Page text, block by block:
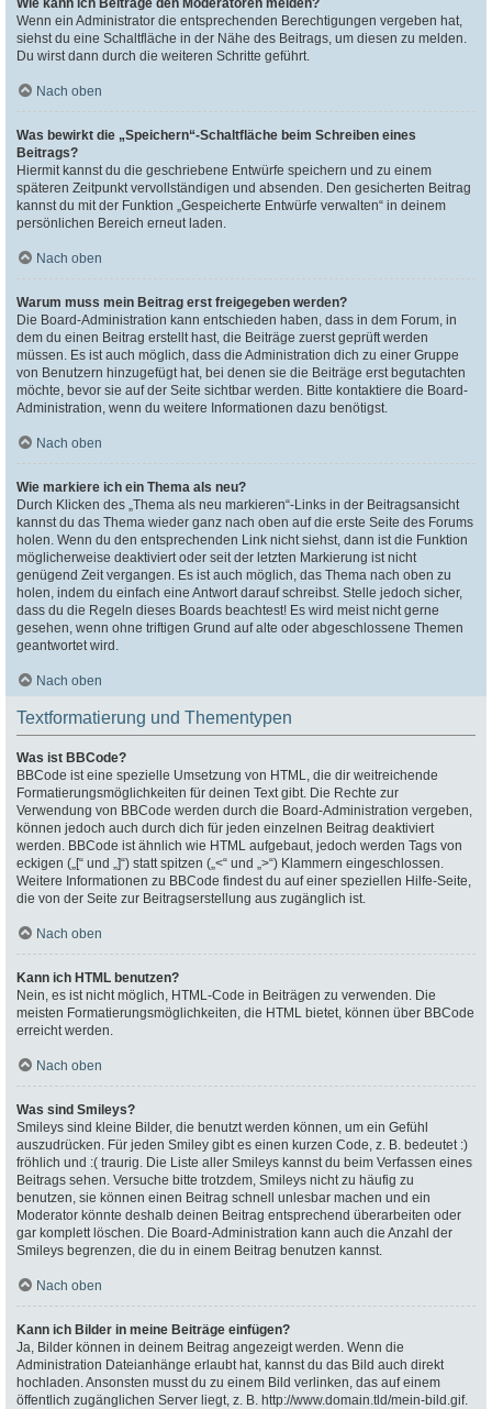
Wie kann ich Beiträge den Moderatoren melden?
Wenn ein Administrator die entsprechenden Berechtigungen vergeben hat,
siehst du eine Schaltfläche in der Nähe des Beitrags, um diesen zu melden.
Du wirst dann durch die weiteren Schritte geführt.
Nach oben
Was bewirkt die „Speichern“-Schaltfläche beim Schreiben eines
Beitrags?
Hiermit kannst du die geschriebene Entwürfe speichern und zu einem
späteren Zeitpunkt vervollständigen und absenden. Den gesicherten Beitrag
kannst du mit der Funktion „Gespeicherte Entwürfe verwalten“ in deinem
persönlichen Bereich erneut laden.
Nach oben
Warum muss mein Beitrag erst freigegeben werden?
Die Board-Administration kann entschieden haben, dass in dem Forum, in
dem du einen Beitrag erstellt hast, die Beiträge zuerst geprüft werden
müssen. Es ist auch möglich, dass die Administration dich zu einer Gruppe
von Benutzern hinzugefügt hat, bei denen sie die Beiträge erst begutachten
möchte, bevor sie auf der Seite sichtbar werden. Bitte kontaktiere die Board-
Administration, wenn du weitere Informationen dazu benötigst.
Nach oben
Wie markiere ich ein Thema als neu?
Durch Klicken des „Thema als neu markieren“-Links in der Beitragsansicht
kannst du das Thema wieder ganz nach oben auf die erste Seite des Forums
holen. Wenn du den entsprechenden Link nicht siehst, dann ist die Funktion
möglicherweise deaktiviert oder seit der letzten Markierung ist nicht
genügend Zeit vergangen. Es ist auch möglich, das Thema nach oben zu
holen, indem du einfach eine Antwort darauf schreibst. Stelle jedoch sicher,
dass du die Regeln dieses Boards beachtest! Es wird meist nicht gerne
gesehen, wenn ohne triftigen Grund auf alte oder abgeschlossene Themen
geantwortet wird.
Nach oben
Textformatierung und Thementypen
Was ist BBCode?
BBCode ist eine spezielle Umsetzung von HTML, die dir weitreichende
Formatierungsmöglichkeiten für deinen Text gibt. Die Rechte zur
Verwendung von BBCode werden durch die Board-Administration vergeben,
können jedoch auch durch dich für jeden einzelnen Beitrag deaktiviert
werden. BBCode ist ähnlich wie HTML aufgebaut, jedoch werden Tags von
eckigen („[“ und „]“) statt spitzen („<“ und „>“) Klammern eingeschlossen.
Weitere Informationen zu BBCode findest du auf einer speziellen Hilfe-Seite,
die von der Seite zur Beitragserstellung aus zugänglich ist.
Nach oben
Kann ich HTML benutzen?
Nein, es ist nicht möglich, HTML-Code in Beiträgen zu verwenden. Die
meisten Formatierungsmöglichkeiten, die HTML bietet, können über BBCode
erreicht werden.
Nach oben
Was sind Smileys?
Smileys sind kleine Bilder, die benutzt werden können, um ein Gefühl
auszudrücken. Für jeden Smiley gibt es einen kurzen Code, z. B. bedeutet :)
fröhlich und :( traurig. Die Liste aller Smileys kannst du beim Verfassen eines
Beitrags sehen. Versuche bitte trotzdem, Smileys nicht zu häufig zu
benutzen, sie können einen Beitrag schnell unlesbar machen und ein
Moderator könnte deshalb deinen Beitrag entsprechend überarbeiten oder
gar komplett löschen. Die Board-Administration kann auch die Anzahl der
Smileys begrenzen, die du in einem Beitrag benutzen kannst.
Nach oben
Kann ich Bilder in meine Beiträge einfügen?
Ja, Bilder können in deinem Beitrag angezeigt werden. Wenn die
Administration Dateianhänge erlaubt hat, kannst du das Bild auch direkt
hochladen. Ansonsten musst du zu einem Bild verlinken, das auf einem
öffentlich zugänglichen Server liegt, z. B. http://www.domain.tld/mein-bild.gif.